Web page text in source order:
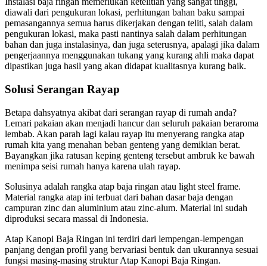
diawali dari pengukuran lokasi, perhitungan bahan baku sampai
pemasangannya semua harus dikerjakan dengan teliti, salah dalam
pengukuran lokasi, maka pasti nantinya salah dalam perhitungan
bahan dan juga instalasinya, dan juga seterusnya, apalagi jika dalam
pengerjaannya menggunakan tukang yang kurang ahli maka dapat
dipastikan juga hasil yang akan didapat kualitasnya kurang baik.
Solusi Serangan Rayap
Betapa dahsyatnya akibat dari serangan rayap di rumah anda?
Lemari pakaian akan menjadi hancur dan seluruh pakaian beraroma
lembab. Akan parah lagi kalau rayap itu menyerang rangka atap
rumah kita yang menahan beban genteng yang demikian berat.
Bayangkan jika ratusan keping genteng tersebut ambruk ke bawah
menimpa seisi rumah hanya karena ulah rayap.
Solusinya adalah rangka atap baja ringan atau light steel frame.
Material rangka atap ini terbuat dari bahan dasar baja dengan
campuran zinc dan aluminium atau zinc-alum. Material ini sudah
diproduksi secara massal di Indonesia.
Atap Kanopi Baja Ringan ini terdiri dari lempengan-lempengan
panjang dengan profil yang bervariasi bentuk dan ukurannya sesuai
fungsi masing-masing struktur Atap Kanopi Baja Ringan.